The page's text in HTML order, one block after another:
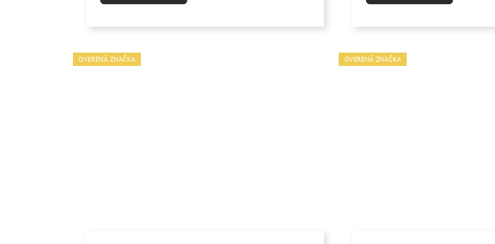
OVERENÁ ZNAČKA OVERENÁ ZNAČKA